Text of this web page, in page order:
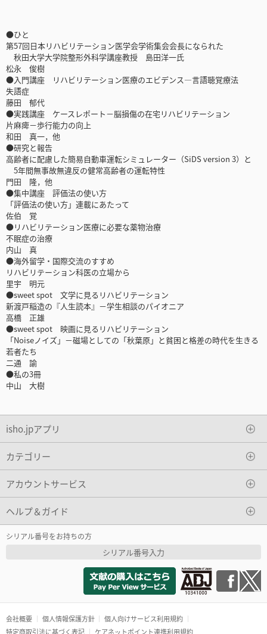
●ひと
第57回日本リハビリテーション医学会学術集会会長になられた
秋田大学大学院整形外科学講座教授 島田洋一氏
松永 俊樹
●入門講座 リハビリテーション医療のエビデンス―言語聴覚療法
失語症
藤田 郁代
●実践講座 ケースレポート－脳損傷の在宅リハビリテーション
片麻痺－歩行能力の向上
和田 真一，他
●研究と報告
高齢者に配慮した簡易自動車運転シミュレーター（SiDS version 3）と
5年間無事故無違反の健常高齢者の運転特性
門田 隆，他
●集中講座 評価法の使い方
「評価法の使い方」連載にあたって
佐伯 覚
●リハビリテーション医療に必要な薬物治療
不眠症の治療
内山 真
●海外留学・国際交流のすすめ
リハビリテーション科医の立場から
里宇 明元
●sweet spot 文学に見るリハビリテーション
新渡戸稲造の『人生読本』－学生相談のパイオニア
高橋 正雄
●sweet spot 映画に見るリハビリテーション
「Noiseノイズ」－磁場としての「秋葉原」と貧困と格差の時代を生きる
若者たち
二通 諭
●私の3冊
中山 大樹
isho.jpアプリ
カテゴリー
アカウントサービス
ヘルプ＆ガイド
シリアル番号をお持ちの方
シリアル番号入力
会社概要 個人情報保護方針
個人向けサービス利用規約
特定商取引法に基づく表記
ケアネットポイント連携利用規約